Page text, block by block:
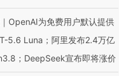
OpenAI为免费用户默认提供
5.6 Luna；阿里发布2.4万亿
；DeepSeek宣布即将涨价